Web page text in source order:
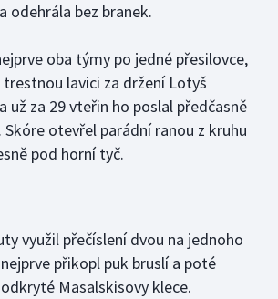
odehrála bez branek.
oba týmy po jedné přesilovce,
lavici za držení Lotyš
už za 29 vteřin ho poslal předčasně
otevřel parádní ranou z kruhu
pod horní tyč.
využil přečíslení dvou na jednoho
přikopl puk bruslí a poté
Masalskisovy klece.